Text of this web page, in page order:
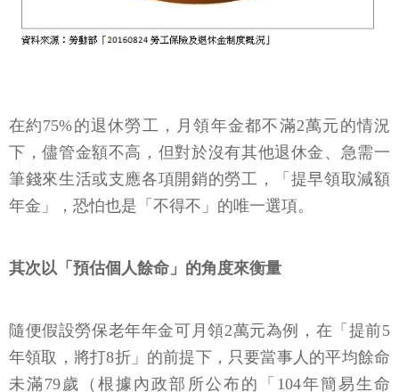
在約75%的退休勞工，月領年金都不滿2萬元的情況
下，儘管金額不高，但對於沒有其他退休金、急需一
筆錢來生活或支應各項開銷的勞工，「提早領取減額
年金」，恐怕也是「不得不」的唯一選項。
其次以「預估個人餘命」的角度來衡量
隨便假設勞保老年年金可月領2萬元為例，在「提前5
年領取，將打8折」的前提下，只要當事人的平均餘命
未滿79歲（根據內政部所公布的「104年簡易生命